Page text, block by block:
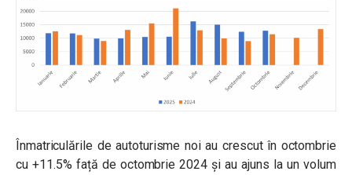
Înmatriculările de autoturisme noi au crescut în octombrie
cu +11.5% față de octombrie 2024 și au ajuns la un volum